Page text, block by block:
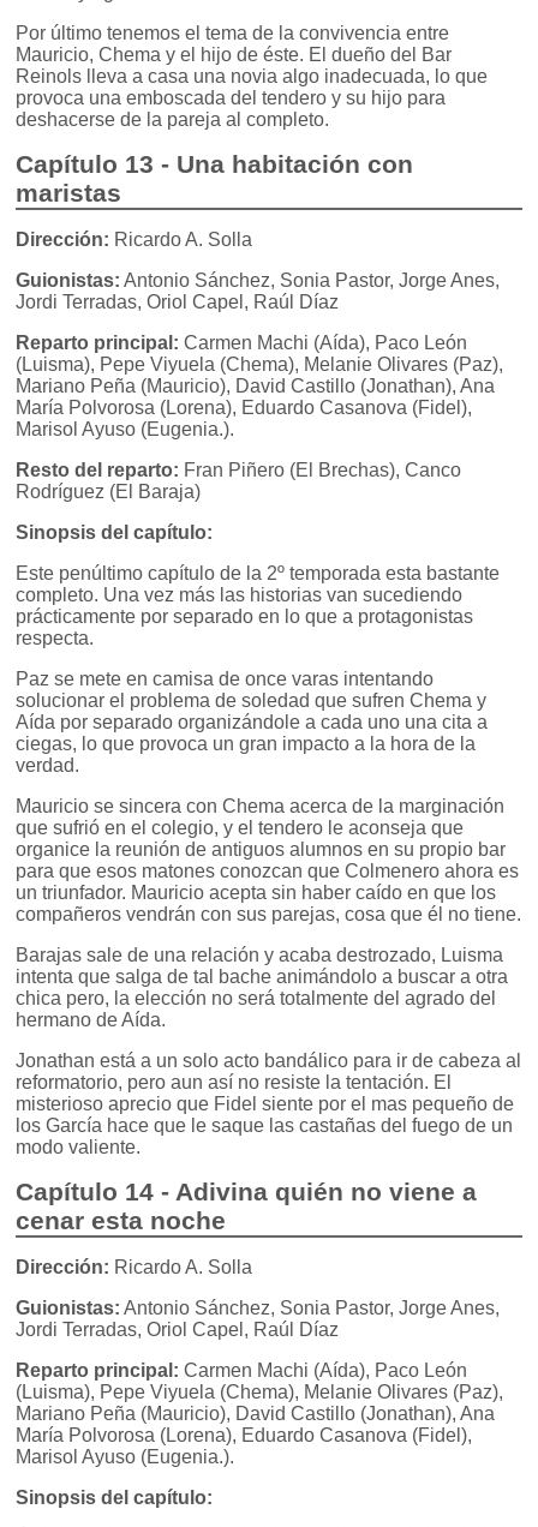
Por último tenemos el tema de la convivencia entre
Mauricio, Chema y el hijo de éste. El dueño del Bar
Reinols lleva a casa una novia algo inadecuada, lo que
provoca una emboscada del tendero y su hijo para
deshacerse de la pareja al completo.
Capítulo 13 - Una habitación con
maristas
Dirección: Ricardo A. Solla
Guionistas: Antonio Sánchez, Sonia Pastor, Jorge Anes,
Jordi Terradas, Oriol Capel, Raúl Díaz
Reparto principal: Carmen Machi (Aída), Paco León
(Luisma), Pepe Viyuela (Chema), Melanie Olivares (Paz),
Mariano Peña (Mauricio), David Castillo (Jonathan), Ana
María Polvorosa (Lorena), Eduardo Casanova (Fidel),
Marisol Ayuso (Eugenia.).
Resto del reparto: Fran Piñero (El Brechas), Canco
Rodríguez (El Baraja)
Sinopsis del capítulo:
Este penúltimo capítulo de la 2º temporada esta bastante
completo. Una vez más las historias van sucediendo
prácticamente por separado en lo que a protagonistas
respecta.
Paz se mete en camisa de once varas intentando
solucionar el problema de soledad que sufren Chema y
Aída por separado organizándole a cada uno una cita a
ciegas, lo que provoca un gran impacto a la hora de la
verdad.
Mauricio se sincera con Chema acerca de la marginación
que sufrió en el colegio, y el tendero le aconseja que
organice la reunión de antiguos alumnos en su propio bar
para que esos matones conozcan que Colmenero ahora es
un triunfador. Mauricio acepta sin haber caído en que los
compañeros vendrán con sus parejas, cosa que él no tiene.
Barajas sale de una relación y acaba destrozado, Luisma
intenta que salga de tal bache animándolo a buscar a otra
chica pero, la elección no será totalmente del agrado del
hermano de Aída.
Jonathan está a un solo acto bandálico para ir de cabeza al
reformatorio, pero aun así no resiste la tentación. El
misterioso aprecio que Fidel siente por el mas pequeño de
los García hace que le saque las castañas del fuego de un
modo valiente.
Capítulo 14 - Adivina quién no viene a
cenar esta noche
Dirección: Ricardo A. Solla
Guionistas: Antonio Sánchez, Sonia Pastor, Jorge Anes,
Jordi Terradas, Oriol Capel, Raúl Díaz
Reparto principal: Carmen Machi (Aída), Paco León
(Luisma), Pepe Viyuela (Chema), Melanie Olivares (Paz),
Mariano Peña (Mauricio), David Castillo (Jonathan), Ana
María Polvorosa (Lorena), Eduardo Casanova (Fidel),
Marisol Ayuso (Eugenia.).
Sinopsis del capítulo: